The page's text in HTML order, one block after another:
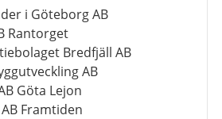
i Göteborg AB
Rantorget
Bredfjäll AB
AB
Göta Lejon
Framtiden